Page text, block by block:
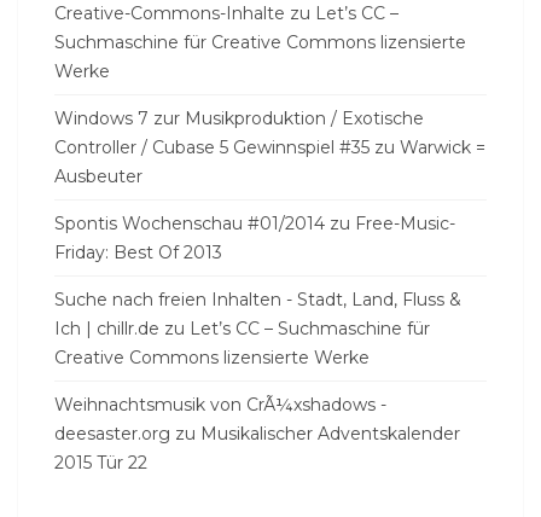
Creative-Commons-Inhalte zu Let’s CC –
Suchmaschine für Creative Commons lizensierte
Werke
Windows 7 zur Musikproduktion / Exotische
Controller / Cubase 5 Gewinnspiel #35 zu Warwick =
Ausbeuter
Spontis Wochenschau #01/2014 zu Free-Music-
Friday: Best Of 2013
Suche nach freien Inhalten - Stadt, Land, Fluss &
Ich | chillr.de zu Let’s CC – Suchmaschine für
Creative Commons lizensierte Werke
Weihnachtsmusik von CrÃ¼xshadows -
deesaster.org zu Musikalischer Adventskalender
2015 Tür 22